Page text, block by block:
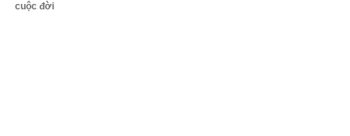
cuộc đời